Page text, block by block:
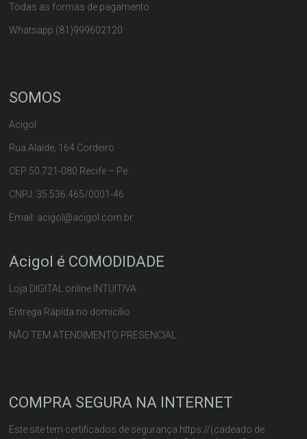
Todas as formas de pagamento
Whatsapp (81)999602120
SOMOS
Acigol
Rua Alaíde, 164 Cordeiro
CEP 50.721-080 Recife – Pe.
CNPJ: 35.536.465/0001-46
Email: acigol@acigol.com.br
Acigol é COMODIDADE
Loja DIGITAL online INTUITIVA
Entrega Rápida no domicílio
NÃO TEM ATENDIMENTO PRESENCIAL
COMPRA SEGURA NA INTERNET
Este site tem certificados de segurança https://(cadeado de